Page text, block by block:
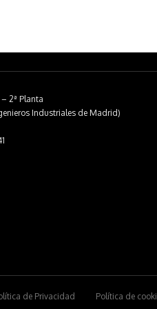
– 2ª Planta
Industriales de Madrid)
de Privacidad Política de